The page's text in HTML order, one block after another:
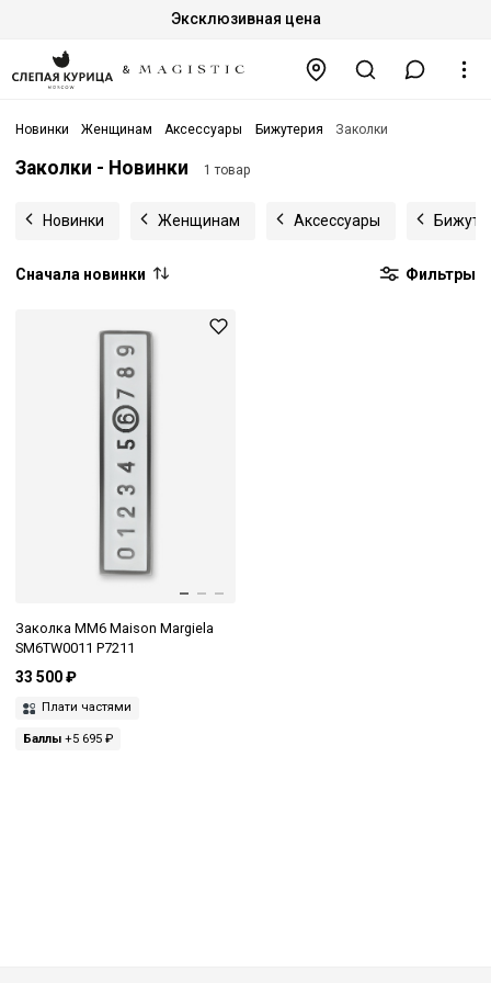
Эксклюзивная цена
Новинки Женщинам Аксессуары Бижутерия Заколки
Заколки - Новинки 1 товар
Новинки Женщинам Аксессуары
Сначала новинки Фильтры
Заколка MM6 Maison Margiela
SM6TW0011 P7211
33 500 ₽
Плати частями
Баллы +5 695 ₽